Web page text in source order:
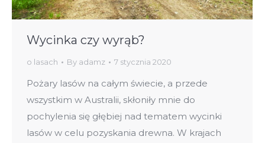
Wycinka czy wyrąb?
o lasach By adamz 7 stycznia 2020
Pożary lasów na całym świecie, a przede
wszystkim w Australii, skłoniły mnie do
pochylenia się głębiej nad tematem wycinki
lasów w celu pozyskania drewna. W krajach